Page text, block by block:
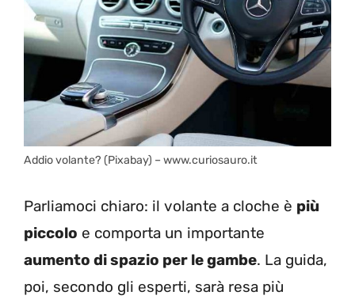
Addio volante? (Pixabay) – www.curiosauro.it
Parliamoci chiaro: il volante a cloche è più
piccolo e comporta un importante
aumento di spazio per le gambe. La guida,
poi, secondo gli esperti, sarà resa più